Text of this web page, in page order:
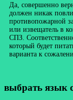
Да, совершенно
должен никак
противопожарной
или извещатель в
СПЗ.
который будет
варианта к
выбрать язык